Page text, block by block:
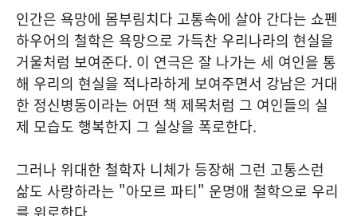
인간은 욕망에 몸부림치다 고통속에 살아 간다는 쇼펜
하우어의 철학은 욕망으로 가득찬 우리나라의 현실을
거울처럼 보여준다. 이 연극은 잘 나가는 세 여인을 통
해 우리의 현실을 적나라하게 보여주면서 강남은 거대
한 정신병동이라는 어떤 책 제목처럼 그 여인들의 실
제 모습도 행복한지 그 실상을 폭로한다.
그러나 위대한 철학자 니체가 등장해 그런 고통스런
삶도 사랑하라는 "아모르 파티" 운명애 철학으로 우리